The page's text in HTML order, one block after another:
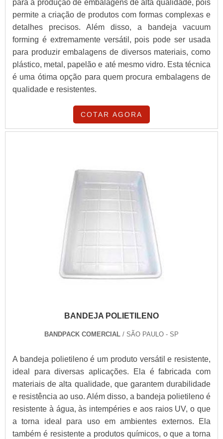
para a produção de embalagens de alta qualidade, pois
permite a criação de produtos com formas complexas e
detalhes precisos. Além disso, a bandeja vacuum
forming é extremamente versátil, pois pode ser usada
para produzir embalagens de diversos materiais, como
plástico, metal, papelão e até mesmo vidro. Esta técnica
é uma ótima opção para quem procura embalagens de
qualidade e resistentes.
COTAR AGORA
BANDEJA POLIETILENO
BANDPACK COMERCIAL / SÃO PAULO - SP
A bandeja polietileno é um produto versátil e resistente,
ideal para diversas aplicações. Ela é fabricada com
materiais de alta qualidade, que garantem durabilidade
e resistência ao uso. Além disso, a bandeja polietileno é
resistente à água, às intempéries e aos raios UV, o que
a torna ideal para uso em ambientes externos. Ela
também é resistente a produtos químicos, o que a torna